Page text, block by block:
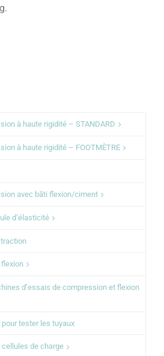
à haute rigidité – STANDARD
à haute rigidité – FOOTMÈTRE
avec bâti flexion/ciment
d’élasticité
flexion
d’essais de compression et flexion
pour tester les tuyaux
cellules de charge